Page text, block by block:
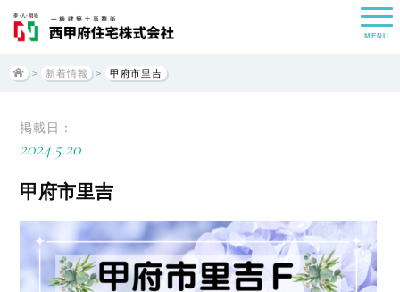
MENU
> 新着情報 > 甲府市里吉
掲載日：
2024.5.20
甲府市里吉